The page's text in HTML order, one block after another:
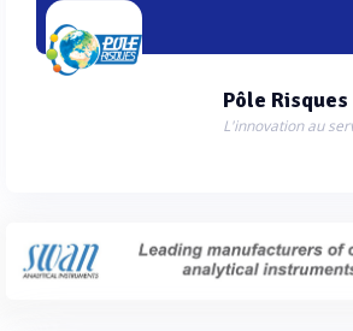
Pôle Risques